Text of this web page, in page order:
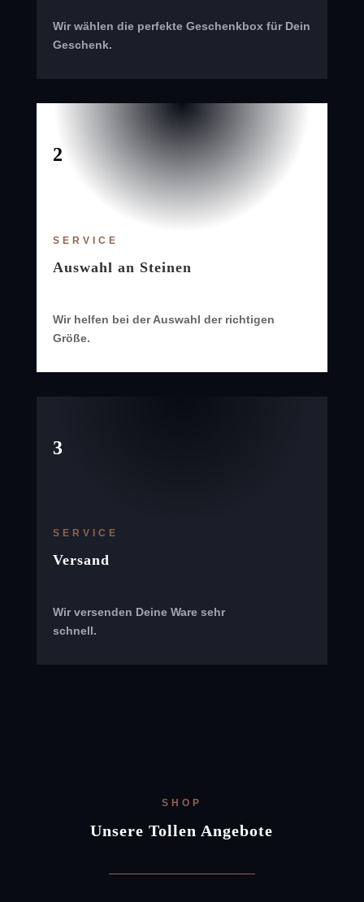
Wir wählen die perfekte Geschenkbox für Dein
Geschenk.
2
SERVICE
Auswahl an Steinen
Wir helfen bei der Auswahl der richtigen
Größe.
3
SERVICE
Versand
Wir versenden Deine Ware sehr
schnell.
SHOP
Unsere Tollen Angebote